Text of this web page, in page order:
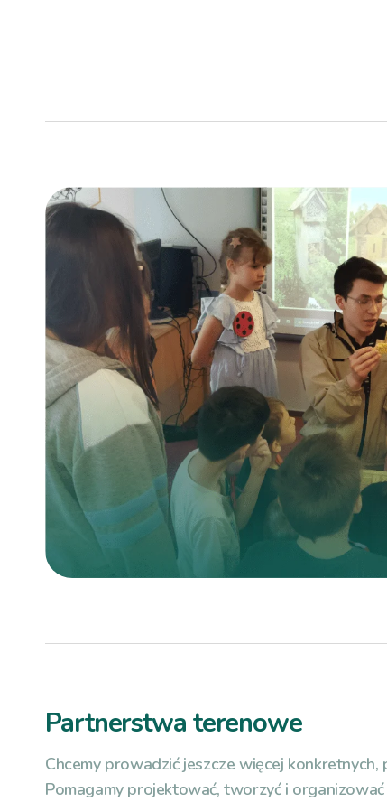
Partnerstwa terenowe
Chcemy prowadzić jeszcze więcej konkretnych,
Pomagamy projektować, tworzyć i